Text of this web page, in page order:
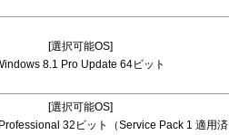
[選択可能OS]
8.1 Pro Update 64ビット
[選択可能OS]
32ビット（Service Pack 1 適用済